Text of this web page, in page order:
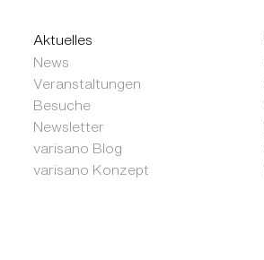
Aktuelles
News
Veranstaltungen
Besuche
Newsletter
varisano Blog
varisano Konzept